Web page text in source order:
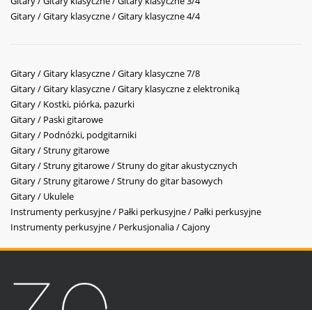
Gitary / Gitary klasyczne / Gitary klasyczne 4/4
Gitary / Gitary klasyczne / Gitary klasyczne 7/8
Gitary / Gitary klasyczne / Gitary klasyczne z elektroniką
Gitary / Kostki, piórka, pazurki
Gitary / Paski gitarowe
Gitary / Podnóżki, podgitarniki
Gitary / Struny gitarowe
Gitary / Struny gitarowe / Struny do gitar akustycznych
Gitary / Struny gitarowe / Struny do gitar basowych
Gitary / Ukulele
Instrumenty perkusyjne / Pałki perkusyjne / Pałki perkusyjne
Instrumenty perkusyjne / Perkusjonalia / Cajony